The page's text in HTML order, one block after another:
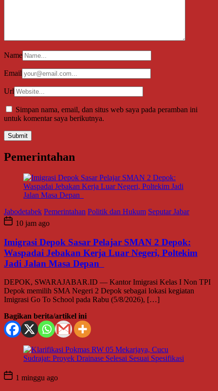
Name
Email
Url
Simpan nama, email, dan situs web saya pada peramban ini
untuk komentar saya berikutnya.
Pemerintahan
Jabodetabek Pemerintahan Politik dan Hukum Seputar Jabar
10 jam ago
Imigrasi Depok Sasar Pelajar SMAN 2 Depok:
Waspadai Jebakan Kerja Luar Negeri, Poltekim
Jadi Jalan Masa Depan
DEPOK, SWARAJABAR.ID — Kantor Imigrasi Kelas I Non TPI
Depok memilih SMA Negeri 2 Depok sebagai lokasi kegiatan
Imigrasi Go To School pada Rabu (5/8/2026), […]
Bagikan berita/artikel ini
1 minggu ago